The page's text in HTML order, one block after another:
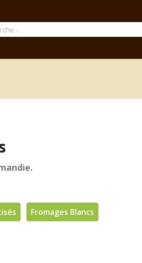
Fromages Blancs